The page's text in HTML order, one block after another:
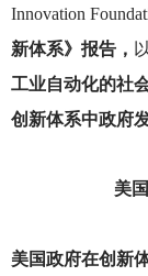
Innovation
新体系》报告，
工业自动化的社
创新体系中政府
美
美国政府在创新